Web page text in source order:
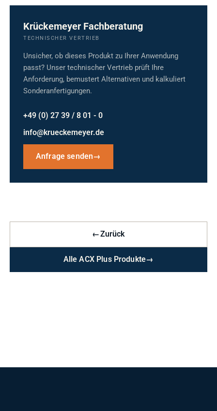
Krückemeyer Fachberatung
TECHNISCHER VERTRIEB
Unsicher, ob dieses Produkt zu Ihrer Anwendung
passt? Unser technischer Vertrieb prüft Ihre
Anforderung, bemustert Alternativen und kalkuliert
Sonderanfertigungen.
+49 (0) 27 39 / 8 01 - 0
info@krueckemeyer.de
Anfrage senden→
←Zurück
Alle ACX Plus Produkte→